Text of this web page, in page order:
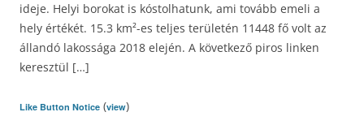
ideje. Helyi borokat is kóstolhatunk, ami tovább emeli a
hely értékét. 15.3 km²-es teljes területén 11448 fő volt az
állandó lakossága 2018 elején. A következő piros linken
keresztül […]
Like Button Notice (view)